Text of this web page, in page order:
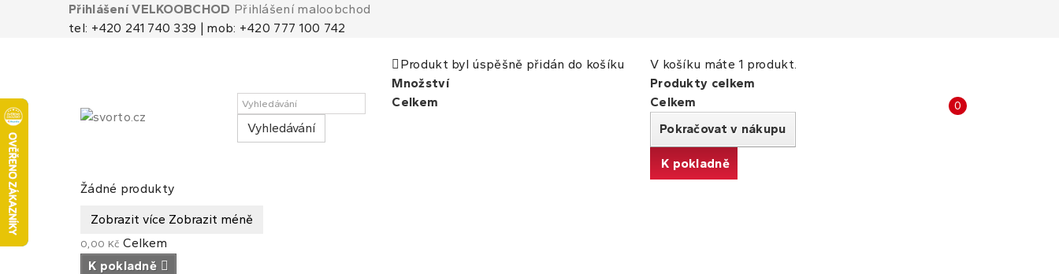
Přihlášení VELKOOBCHOD Přihlášení maloobchod
tel: +420 241 740 339 | mob: +420 777 100 742
Vyhledávání
Košík
(prázdný)
Žádné produkty
Zobrazit více Zobrazit méně
0,00 Kč Celkem
K pokladně
Produkt byl úspěšně přidán do košíku
Množství
Celkem
V košíku máte 1 produkt.
Produkty celkem
Celkem
Pokračovat v nákupu
K pokladně
Porovnat
0